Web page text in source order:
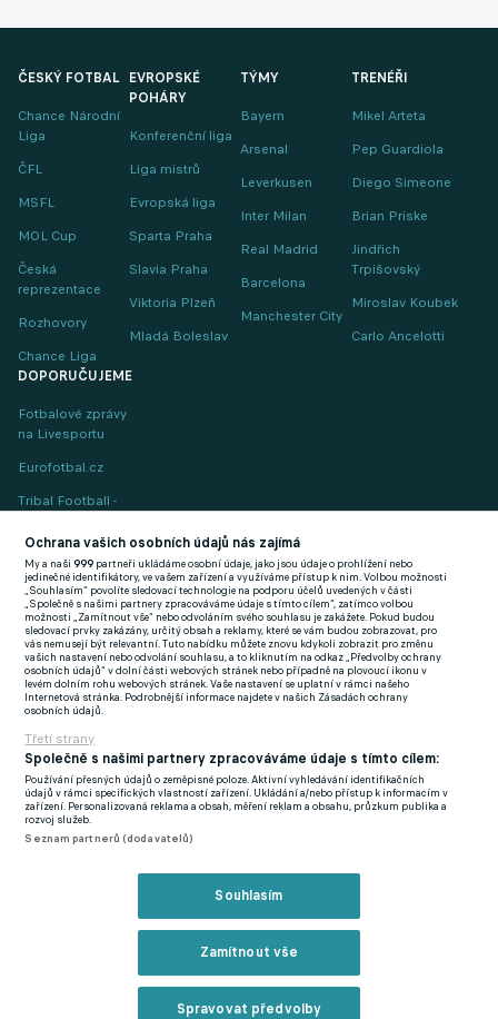
ČESKÝ FOTBAL
Chance Národní
Liga
ČFL
MSFL
MOL Cup
Česká
reprezentace
Rozhovory
Chance Liga
EVROPSKÉ
POHÁRY
Konferenční liga
Liga mistrů
Evropská liga
Sparta Praha
Slavia Praha
Viktoria Plzeň
Mladá Boleslav
TÝMY
Bayern
Arsenal
Leverkusen
Inter Milan
Real Madrid
Barcelona
Manchester City
TRENÉŘI
Mikel Arteta
Pep Guardiola
Diego Simeone
Brian Priske
Jindřich
Trpišovský
Miroslav Koubek
Carlo Ancelotti
DOPORUČUJEME
Fotbalové zprávy
na Livesportu
Eurofotbal.cz
Tribal Football -
(EN)
FlashFutbal (SK)
Tenisportal.cz
Tenisové zprávy
na Livesportu
Podmínky užití
Zásady ochrany osobních údajů
GDPR a žurnalistika
Ochrana vašich osobních údajů nás zajímá
My a naši999 partneři ukládáme osobní údaje, jako jsou údaje o prohlížení nebo
jedinečné identifikátory, ve vašem zařízení a využíváme přístup k nim. Volbou možnosti
„Souhlasím“ povolíte sledovací technologie na podporu účelů uvedených v části
„Společně s našimi partnery zpracováváme údaje s tímto cílem“, zatímco volbou
možnosti „Zamítnout vše“ nebo odvoláním svého souhlasu je zakážete. Pokud budou
sledovací prvky zakázány, určitý obsah a reklamy, které se vám budou zobrazovat, pro
vás nemusejí být relevantní. Tuto nabídku můžete znovu kdykoli zobrazit pro změnu
vašich nastavení nebo odvolání souhlasu, a to kliknutím na odkaz „Předvolby ochrany
osobních údajů“ v dolní části webových stránek nebo případně na plovoucí ikonu v
levém dolním rohu webových stránek. Vaše nastavení se uplatní v rámci našeho
Internetová stránka. Podrobnější informace najdete v našich Zásadách ochrany
osobních údajů.
Třetí strany
Společně s našimi partnery zpracováváme údaje s tímto cílem:
Používání přesných údajů o zeměpisné poloze. Aktivní vyhledávání identifikačních
údajů v rámci specifických vlastností zařízení. Ukládání a/nebo přístup k informacím v
zařízení. Personalizovaná reklama a obsah, měření reklam a obsahu, průzkum publika a
rozvoj služeb.
Seznam partnerů (dodavatelů)
Souhlasím
Zamítnout vše
Spravovat předvolby